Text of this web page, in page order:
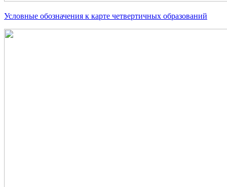
Условные обозначения к карте четвертичных образований